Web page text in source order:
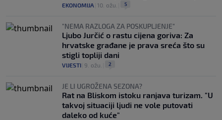
EKONOMIJA 10. ožu. 5
"NEMA RAZLOGA ZA POSKUPLJENJE"
Ljubo Jurčić o rastu cijena goriva: Za
hrvatske građane je prava sreća što su
stigli topliji dani
VIJESTI 9. ožu. 2
JE LI UGROŽENA SEZONA?
Rat na Bliskom istoku ranjava turizam. "U
takvoj situaciji ljudi ne vole putovati
daleko od kuće"